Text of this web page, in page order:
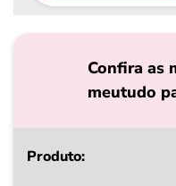
Confira as
meutudo
Produto